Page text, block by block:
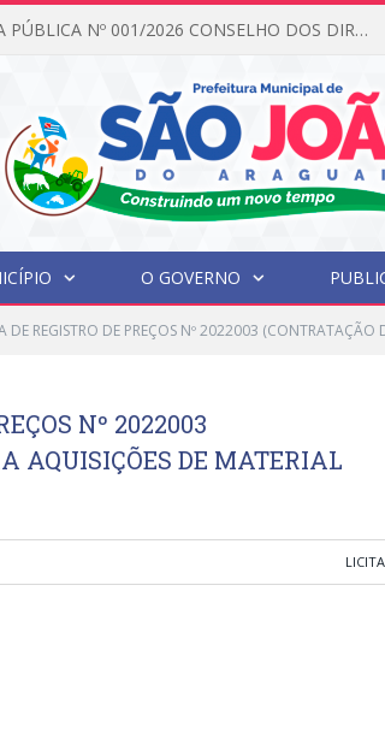
EDITAL DE CHAMADA PÚBLICA Nº 001/2026 CONSELHO DOS DIREITOS DA CRIANÇA E DO ADOLESCENTE
O GOVERNO
DE REGISTRO DE PREÇOS Nº 2022003 (CONTRATAÇÃO
Nº 2022003
AQUISIÇÕES DE MATERIAL